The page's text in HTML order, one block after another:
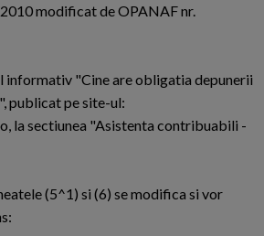
modificat de OPANAF nr.
informativ "Cine are obligatia depunerii
publicat pe site-ul:
la sectiunea "Asistenta contribuabili -
(5^1) si (6) se modifica si vor